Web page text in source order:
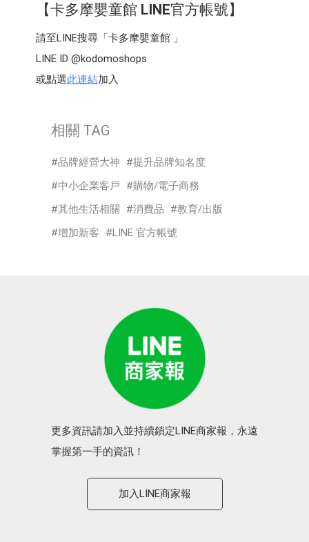
【卡多摩嬰童館 LINE官方帳號】
請至LINE搜尋「卡多摩嬰童館 」
LINE ID @kodomoshops
或點選此連結加入
相關 TAG
品牌經營大神
提升品牌知名度
中小企業客戶
購物/電子商務
其他生活相關
消費品
教育/出版
增加新客
LINE 官方帳號
更多資訊請加入並持續鎖定LINE商家報，永遠
掌握第一手的資訊！
加入LINE商家報